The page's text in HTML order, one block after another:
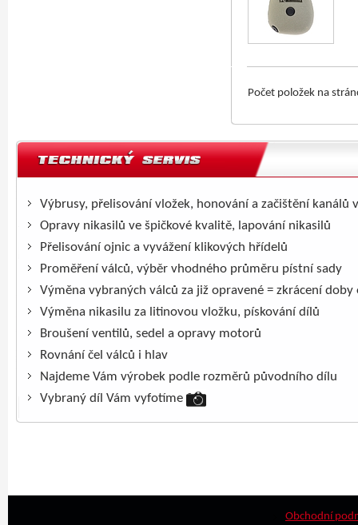
Počet položek na
Výbrusy, přelisování vložek, honování a začištění kanálů
Opravy nikasilů ve špičkové kvalitě, lapování nikasilů
Přelisování ojnic a vyvážení klikových hřídelů
Proměření válců, výběr vhodného průměru pístní sady
Výměna vybraných válců za již opravené = zkrácení doby
Výměna nikasilu za litinovou vložku, pískování dílů
Broušení ventilů, sedel a opravy motorů
Rovnání čel válců i hlav
Najdeme Vám výrobek podle rozměrů původního dílu
Vybraný díl Vám vyfotíme
Obchodní